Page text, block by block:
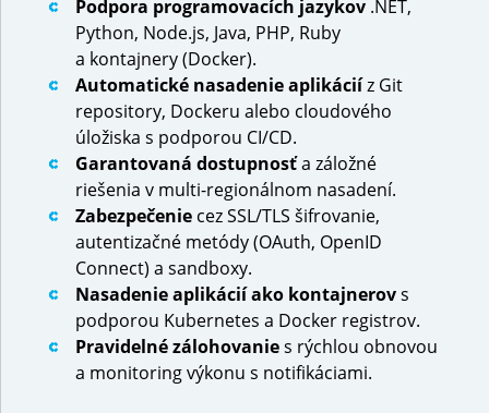
Podpora programovacích jazykov .NET,
Python, Node.js, Java, PHP, Ruby
a kontajnery (Docker).
Automatické nasadenie aplikáciíz Git
repository, Dockeru alebo cloudového
úložiska s podporou CI/CD.
Garantovaná dostupnosťa záložné
riešenia v multi-regionálnom nasadení.
Zabezpečenie cez SSL/TLS šifrovanie,
autentizačné metódy (OAuth, OpenID
Connect) a sandboxy.
Nasadenie aplikácií ako kontajnerovs
podporou Kubernetes a Docker registrov.
Pravidelné zálohovanies rýchlou obnovou
a monitoring výkonu s notifikáciami.